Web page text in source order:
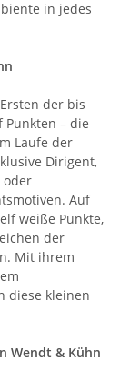
in jedes
der bis
– die
Laufe der
Dirigent,
oder
Auf
weiße Punkte,
der
Mit ihrem
diese kleinen
Wendt & Kühn